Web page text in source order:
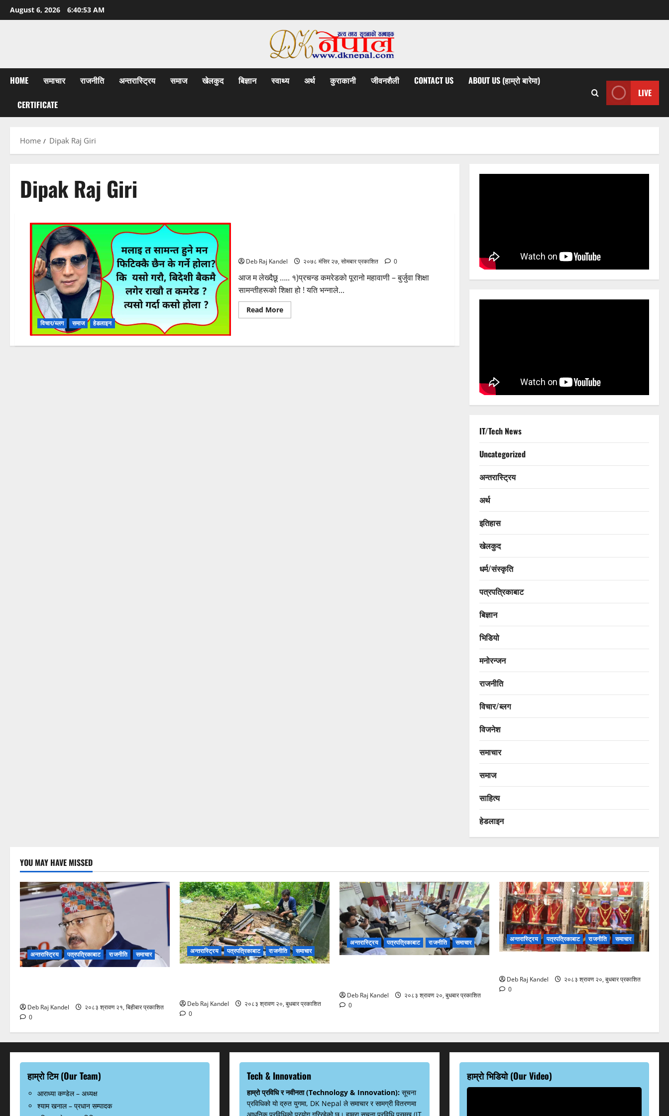
Skip
to
August 6, 2026 6:40:53 AM
HOME समाचार राजनीति अन्तरास्ट्रिय समाज खेलकुद बिज्ञान स्वाथ्य अर्थ कुराकानी जीवनशैली CONTACT US ABOUT US (हाम्रो बारेमा)
CERTIFICATE
LIVE
Home Dipak Raj Giri
Dipak Raj Giri
विचार/ब्लग समाज हेडलाइन
Deb Raj Kandel २०७८ मंसिर २७, सोमबार प्रकाशित 0
आज म लेख्दैछू ….. १)प्रचन्ड कमरेडको पूरानो महावाणी – बुर्जुवा शिक्षा
सामन्तीहरूको शिक्षा हो ! यति भन्नाले...
Read MoreRead
more
पछिल्लो
IT/Tech News
Uncategorized
अन्तरास्ट्रिय
अर्थ
इतिहास
खेलकुद
धर्म/संस्कृति
पत्रपत्रिकाबाट
बिज्ञान
भिडियो
मनोरन्जन
राजनीति
विचार/ब्लग
विजनेश
समाचार
समाज
साहित्य
हेडलाइन
YOU MAY HAVE MISSED
अन्तरास्ट्रिय पत्रपत्रिकाबाट राजनीति समाचार
Deb Raj Kandel
२०८३ श्रावण २१, बिहीबार प्रकाशित
0
अन्तरास्ट्रिय पत्रपत्रिकाबाट राजनीति समाचार
Deb Raj Kandel
२०८३ श्रावण २०, बुधबार प्रकाशित
0
अन्तरास्ट्रिय पत्रपत्रिकाबाट राजनीति समाचार
Deb Raj Kandel
२०८३ श्रावण २०, बुधबार प्रकाशित
0
अन्तरास्ट्रिय पत्रपत्रिकाबाट राजनीति समाचार
Deb Raj Kandel
२०८३ श्रावण २०, बुधबार प्रकाशित
0
हाम्रो टिम (Our Team)
आराध्या कण्डेल – अध्यक्ष
श्याम खनाल – प्रधान सम्पादक
Tech & Innovation
हाम्रो प्रविधि र नवीनता (Technology & Innovation): सूचना
प्रविधिको यो द्रुत युगमा, DK Nepal ले समाचार र सामग्री वितरणमा
आधुनिक प्रविधिको प्रयोग गरिरहेको छ। हाम्रा सूचना प्रविधि प्रमुख (IT
हाम्रो भिडियो (Our Video)